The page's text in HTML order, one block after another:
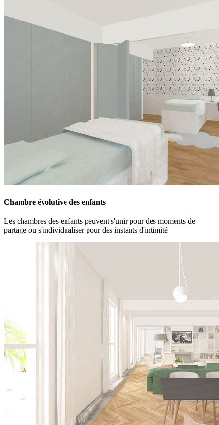
Chambre évolutive des enfants
Les chambres des enfants peuvent s'unir pour des moments de
partage ou s'individualiser pour des instants d'intimité